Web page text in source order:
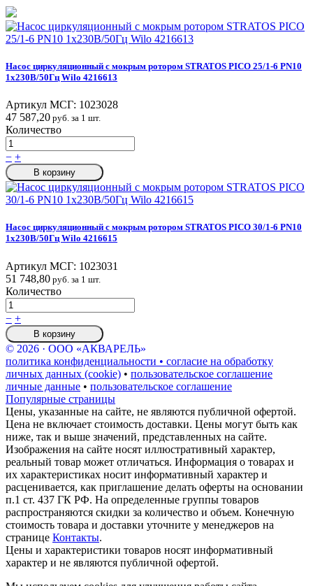
Насос циркуляционный с мокрым ротором STRATOS PICO 25/1-6 PN10
1х230В/50Гц Wilo 4216613
Артикул МСГ: 1023028
47 587,20 руб. за 1 шт.
Количество
− +
В корзину
Насос циркуляционный с мокрым ротором STRATOS PICO 30/1-6 PN10
1х230В/50Гц Wilo 4216615
Артикул МСГ: 1023031
51 748,80 руб. за 1 шт.
Количество
− +
В корзину
© 2026 · ООО «АКВАРЕЛЬ»
политика конфиденциальности • согласие на обработку
личных данных (cookie) • пользовательское соглашение
личные данные • пользовательское соглашение
Популярные страницы
Цены, указанные на сайте, не являются публичной офертой.
Цена не включает стоимость доставки. Цены могут быть как
ниже, так и выше значений, представленных на сайте.
Изображения на сайте носят иллюстративный характер,
реальный товар может отличаться. Информация о товарах и
их характеристиках носит информативный характер и
расценивается, как приглашение делать оферты на основании
п.1 ст. 437 ГК РФ. На определенные группы товаров
распространяются скидки за количество и объем. Конечную
стоимость товара и доставки уточните у менеджеров на
странице Контакты.
Цены и характеристики товаров носят информативный
характер и не являются публичной офертой.